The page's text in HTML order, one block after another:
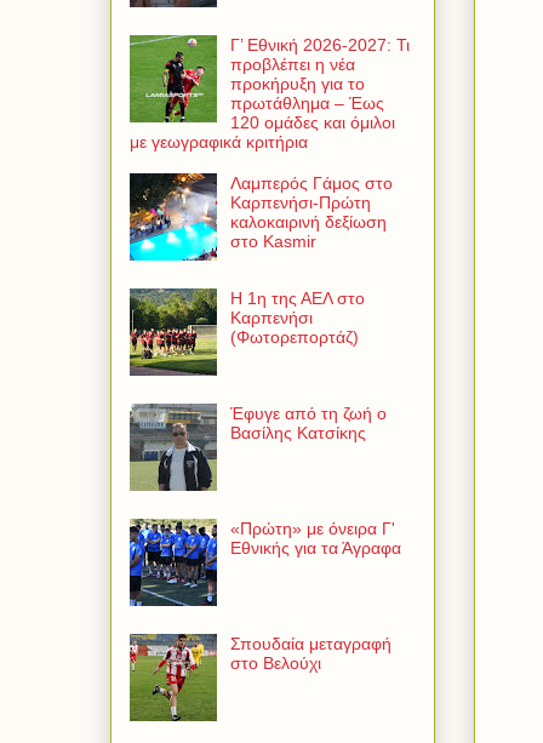
Γ’ Εθνική 2026-2027: Τι
προβλέπει η νέα
προκήρυξη για το
πρωτάθλημα – Έως
120 ομάδες και όμιλοι
με γεωγραφικά κριτήρια
Λαμπερός Γάμος στο
Καρπενήσι-Πρώτη
καλοκαιρινή δεξίωση
στο Kasmir
Η 1η της ΑΕΛ στο
Καρπενήσι
(Φωτορεπορτάζ)
Έφυγε από τη ζωή ο
Βασίλης Κατσίκης
«Πρώτη» με όνειρα Γ'
Εθνικής για τα Άγραφα
Σπουδαία μεταγραφή
στο Βελούχι